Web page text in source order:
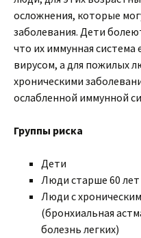
осложнения, которые
заболевания. Дети
что их иммунная
вирусом, а для пожилых
хроническими
ослабленной иммунной
Группы риска
Дети
Люди старше 60 лет
Люди с
(бронхиальная
болезнь легких)